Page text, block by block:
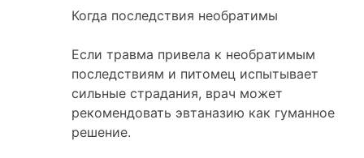
Когда последствия необратимы
Если травма привела к необратимым
последствиям и питомец испытывает
сильные страдания, врач может
рекомендовать эвтаназию как гуманное
решение.